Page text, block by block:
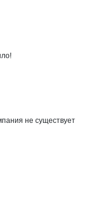
не существует